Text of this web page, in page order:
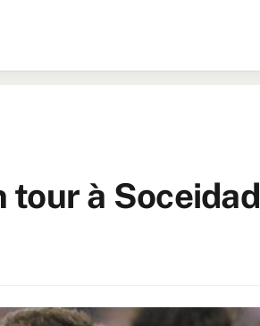
tour à Soceidad